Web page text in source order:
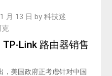
Link 路由器销售
月 13 日 by 科技迷
克
，美国政府正考虑针对中国